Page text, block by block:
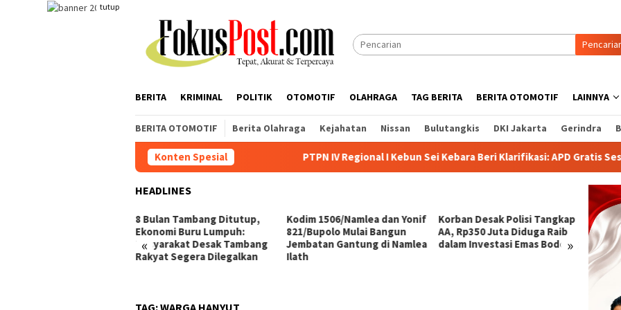
tutup
BERITA KRIMINAL POLITIK OTOMOTIF OLAHRAGA TAG BERITA BERITA OTOMOTIF LAINNYA
BERITA OTOMOTIF Berita Olahraga Kejahatan Nissan Bulutangkis DKI Jakarta Gerindra
Konten Spesial PTPN IV Regional I Kebun Sei Kebara Beri Klarifikasi: APD Gratis Sesuai Aturan
HEADLINES
« »
8 Bulan Tambang Ditutup,
Ekonomi Buru Lumpuh:
Masyarakat Desak Tambang
Rakyat Segera Dilegalkan
Kodim 1506/Namlea dan Yonif
821/Bupolo Mulai Bangun
Jembatan Gantung di Namlea
Ilath
Korban Desak Polisi Tangkap
AA, Rp350 Juta Diduga Raib
dalam Investasi Emas Bodong
TAG:WARGA HANYUT